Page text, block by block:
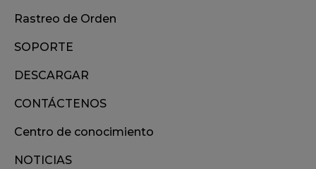
Rastreo de Orden
SOPORTE
DESCARGAR
CONTÁCTENOS
Centro de conocimiento
NOTICIAS